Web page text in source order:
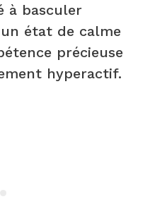
à basculer
état de calme
précieuse
hyperactif.